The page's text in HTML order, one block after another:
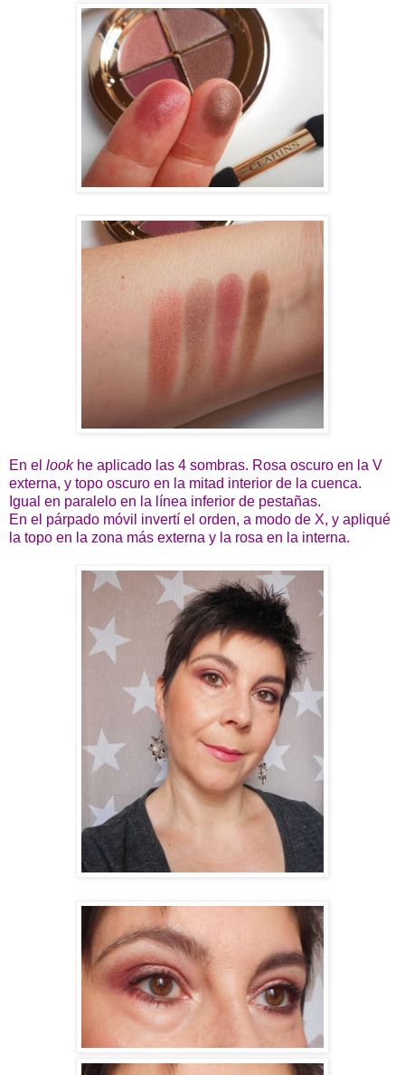
En el look he aplicado las 4 sombras. Rosa oscuro en la V
externa, y topo oscuro en la mitad interior de la cuenca.
Igual en paralelo en la línea inferior de pestañas.
En el párpado móvil invertí el orden, a modo de X, y apliqué
la topo en la zona más externa y la rosa en la interna.